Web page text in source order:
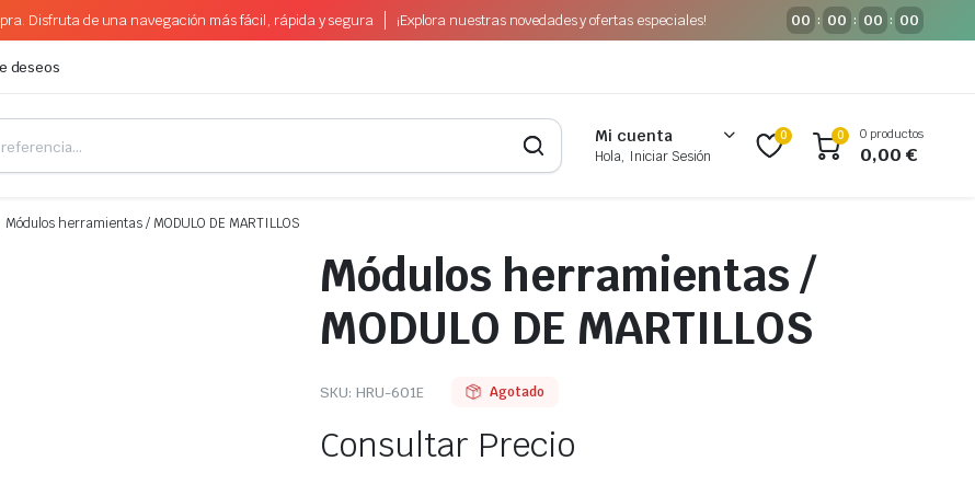
Disfruta de una navegación más fácil, rápida y segura ¡Explora nuestras novedades y ofertas especiales! 00 : 00 : 00 : 00
deseos
Mi cuenta
Hola, Iniciar Sesión
0 0 0 productos
0,00€
Módulos herramientas / MODULO DE MARTILLOS
Módulos herramientas /
MODULO DE MARTILLOS
SKU: HRU-601E Agotado
Consultar Precio